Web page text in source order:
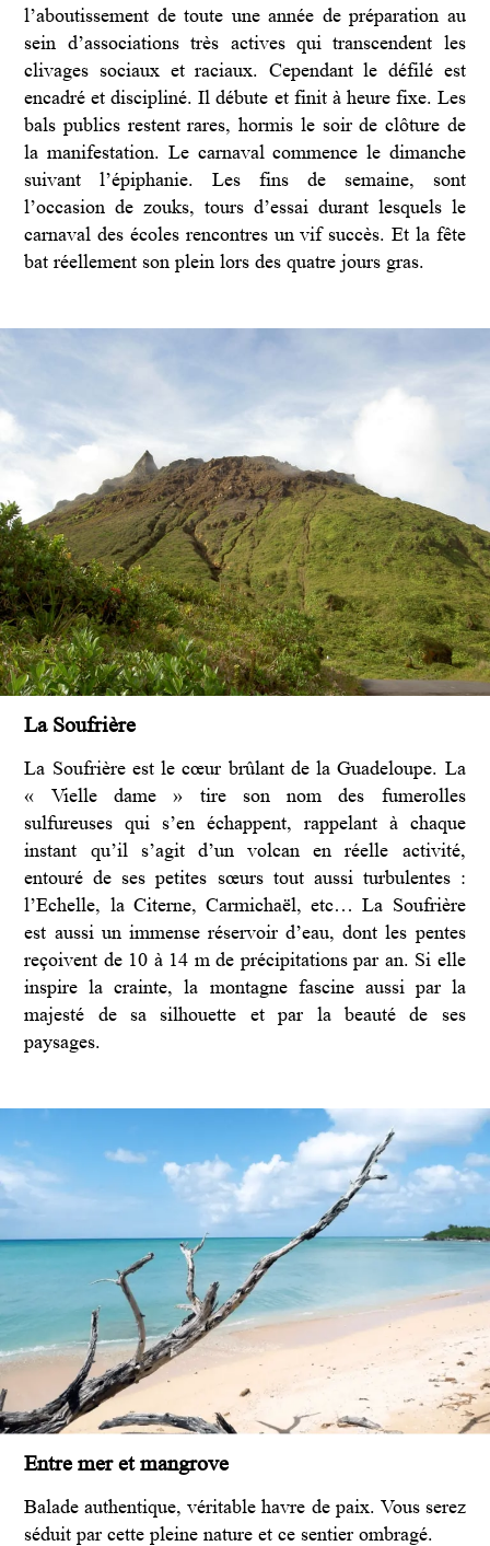
l’aboutissement de toute une année de préparation au
sein d’associations très actives qui transcendent les
clivages sociaux et raciaux. Cependant le défilé est
encadré et discipliné. Il débute et finit à heure fixe. Les
bals publics restent rares, hormis le soir de clôture de
la manifestation. Le carnaval commence le dimanche
suivant l’épiphanie. Les fins de semaine, sont
l’occasion de zouks, tours d’essai durant lesquels le
carnaval des écoles rencontres un vif succès. Et la fête
bat réellement son plein lors des quatre jours gras.
La Soufrière
La Soufrière est le cœur brûlant de la Guadeloupe. La
« Vielle dame » tire son nom des fumerolles
sulfureuses qui s’en échappent, rappelant à chaque
instant qu’il s’agit d’un volcan en réelle activité,
entouré de ses petites sœurs tout aussi turbulentes :
l’Echelle, la Citerne, Carmichaël, etc… La Soufrière
est aussi un immense réservoir d’eau, dont les pentes
reçoivent de 10 à 14 m de précipitations par an. Si elle
inspire la crainte, la montagne fascine aussi par la
majesté de sa silhouette et par la beauté de ses
paysages.
Entre mer et mangrove
Balade authentique, véritable havre de paix. Vous serez
séduit par cette pleine nature et ce sentier ombragé.